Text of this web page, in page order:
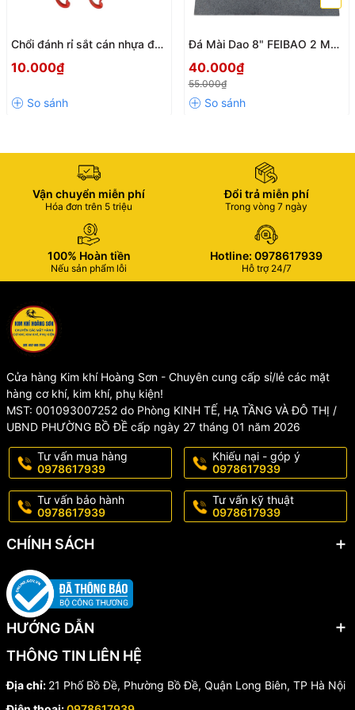
Chổi đánh rỉ sắt cán nhựa đỏ
đồng chà cọ rỉ sét cầm tay
10.000₫
Đá Mài Dao 8" FEIBAO 2 Mặt
Kích Thước 200x50x25mm,
Dụng Cụ Mài Dao Kéo Chuyên
Nghiệp
40.000₫
55.000₫
Vận chuyển miễn phí
Hóa đơn trên 5 triệu
Đổi trả miễn phí
Trong vòng 7 ngày
100% Hoàn tiền
Nếu sản phẩm lỗi
Hotline: 0978617939
Hỗ trợ 24/7
Cửa hàng Kim khí Hoàng Sơn - Chuyên cung cấp sỉ/lẻ các mặt
hàng cơ khí, kim khí, phụ kiện!
MST: 001093007252 do Phòng KINH TẾ, HẠ TẦNG VÀ ĐÔ THỊ /
UBND PHƯỜNG BỒ ĐỀ cấp ngày 27 tháng 01 năm 2026
Tư vấn mua hàng
0978617939
Khiếu nại - góp ý
0978617939
Tư vấn bảo hành
0978617939
Tư vấn kỹ thuật
0978617939
CHÍNH SÁCH
HƯỚNG DẪN
THÔNG TIN LIÊN HỆ
Địa chỉ: 21 Phố Bồ Đề, Phường Bồ Đề, Quận Long Biên, TP Hà Nội